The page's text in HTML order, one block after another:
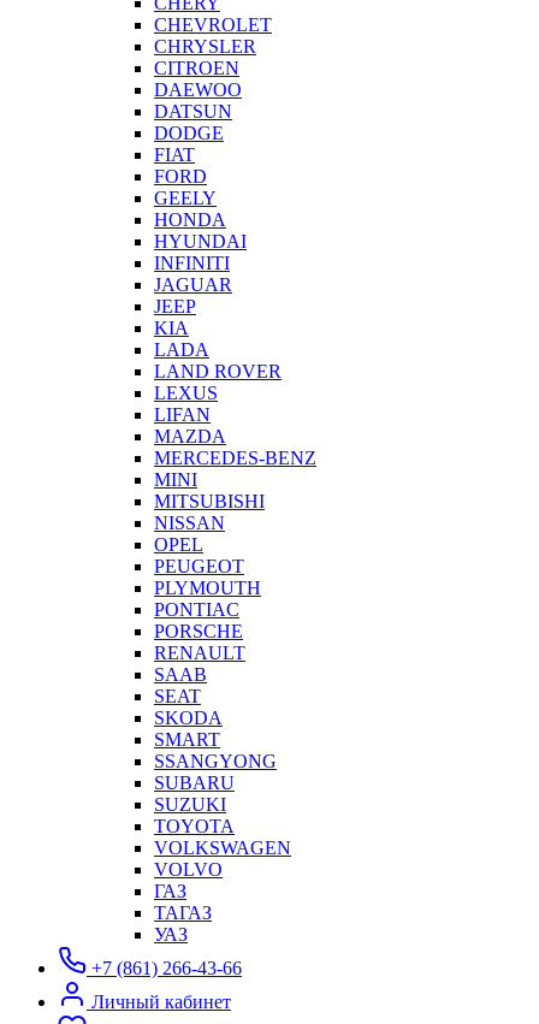
CHEVROLET
CHRYSLER
CITROEN
DAEWOO
DATSUN
DODGE
FIAT
FORD
GEELY
HONDA
HYUNDAI
INFINITI
JAGUAR
JEEP
KIA
LADA
LAND ROVER
LEXUS
LIFAN
MAZDA
MERCEDES-BENZ
MINI
MITSUBISHI
NISSAN
OPEL
PEUGEOT
PLYMOUTH
PONTIAC
PORSCHE
RENAULT
SAAB
SEAT
SKODA
SMART
SSANGYONG
SUBARU
SUZUKI
TOYOTA
VOLKSWAGEN
VOLVO
ГАЗ
ТАГАЗ
УАЗ
+7 (861) 266-43-66
Личный кабинет